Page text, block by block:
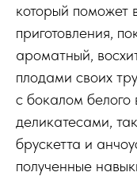
который поможет
приготовления,
ароматный,
плодами своих
с бокалом
деликатесами,
брускетта и
полученные